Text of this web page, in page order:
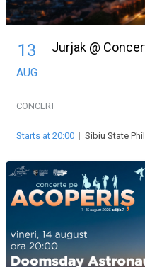
13
AUG
Jurjak @
CONCERT
Starts at 20:00 | Sibiu State